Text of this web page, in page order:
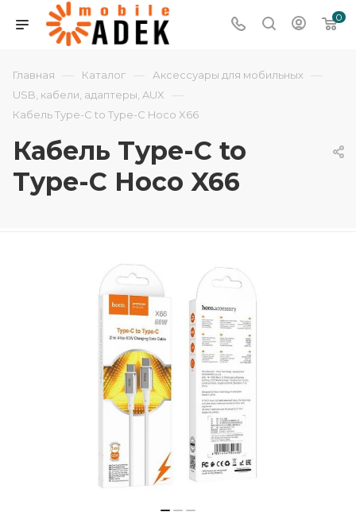
0
Главная — Каталог — Аксессуары для мобильных —
USB, кабели, адаптеры, AUX —
Кабель Type-C to Type-C Hoco X66
Кабель Type-C to
Type-C Hoco X66